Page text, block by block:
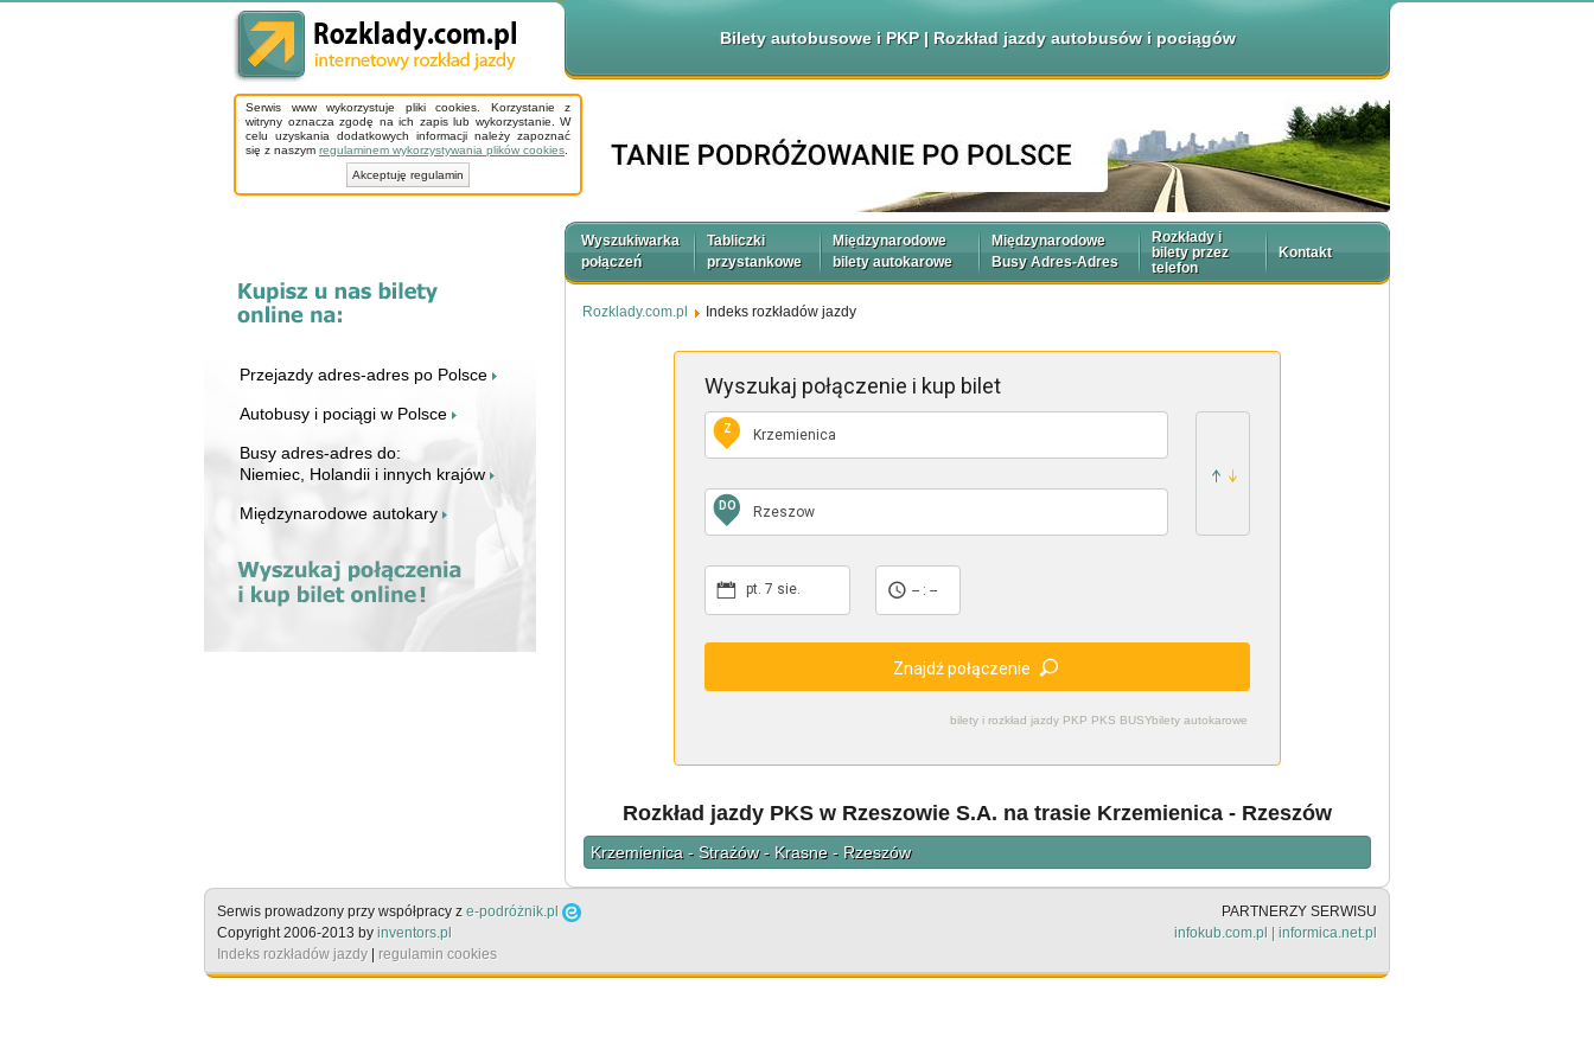
Bilety autobusowe i PKP | Rozkład jazdy autobusów i pociągów
Serwis www wykorzystuje pliki cookies. Korzystanie z
witryny oznacza zgodę na ich zapis lub wykorzystanie. W
celu uzyskania dodatkowych informacji należy zapoznać
się z naszym regulaminem wykorzystywania plików cookies
Akceptuję regulamin
Przejazdy adres-adres po Polsce
Autobusy i pociągi w Polsce
Busy adres-adres do:
Niemiec, Holandii i innych krajów
Międzynarodowe autokary
Wyszukiwarka
połączeń
Tabliczki
przystankowe
Międzynarodowe
bilety autokarowe
Międzynarodowe
Busy Adres-Adres
Rozkłady i
bilety przez
telefon
Kontakt
Rozklady.com.pl Indeks rozkładów jazdy
bilety i rozkład jazdy PKP PKS BUSYbilety autokarowe
Wyszukaj połączenie i kup bilet
Z
DO
pt. 7 sie. -- : --
Znajdź połączenie
Rozkład jazdy PKS w Rzeszowie S.A. na trasie Krzemienica - Rzeszów
Krzemienica - Strażów - Krasne - Rzeszów
Serwis prowadzony przy współpracy z e-podróżnik.pl
Copyright 2006-2013 by inventors.pl
Indeks rozkładów jazdy | regulamin cookies
PARTNERZY SERWISU
infokub.com.pl | informica.net.pl